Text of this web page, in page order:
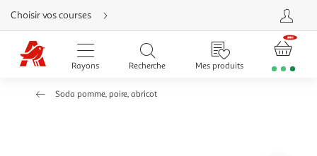
Aller
directement
au
contenu
Aller
directement
Aller
Choisir vos courses
Rayons Recherche Mes produits
Soda pomme, poire, abricot